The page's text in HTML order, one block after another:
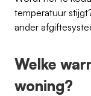
temperatuur
ander
Welke
woning?